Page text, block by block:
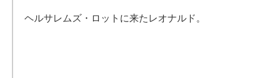
ヘルサレムズ・ロットに来たレオナルド。